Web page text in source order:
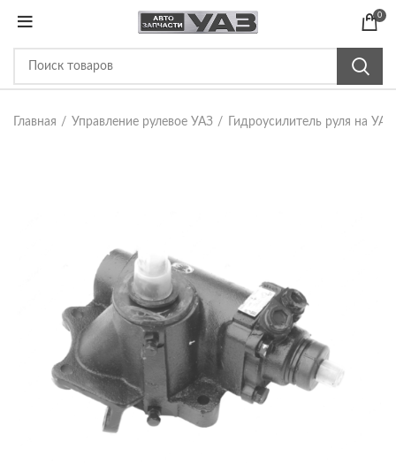
0
Главная Управление рулевое УАЗ Гидроусилитель руля на УАЗ